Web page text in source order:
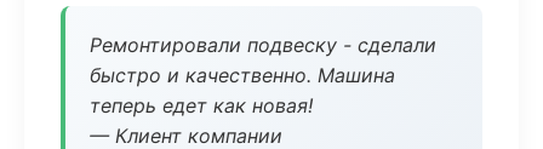
Ремонтировали подвеску - сделали
быстро и качественно. Машина
теперь едет как новая!
— Клиент компании